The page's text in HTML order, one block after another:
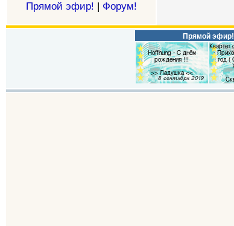
Прямой эфир! | Форум!
Прямой эфир!